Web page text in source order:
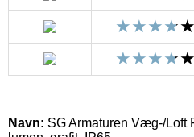
Navn: SG Armaturen Væg-/Loft